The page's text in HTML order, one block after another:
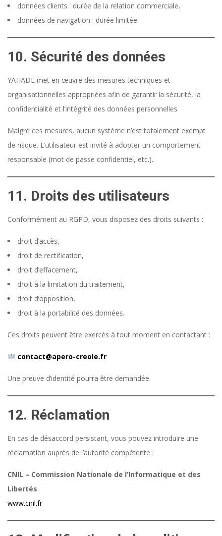
données clients : durée de la relation commerciale,
données de navigation : durée limitée.
10. Sécurité des données
YAHADE met en œuvre des mesures techniques et
organisationnelles appropriées afin de garantir la sécurité, la
confidentialité et l’intégrité des données personnelles.
Malgré ces mesures, aucun système n’est totalement exempt
de risque. L’utilisateur est invité à adopter un comportement
responsable (mot de passe confidentiel, etc.).
11. Droits des utilisateurs
Conformément au RGPD, vous disposez des droits suivants :
droit d’accès,
droit de rectification,
droit d’effacement,
droit à la limitation du traitement,
droit d’opposition,
droit à la portabilité des données.
Ces droits peuvent être exercés à tout moment en contactant :
contact@apero-creole.fr
Une preuve d’identité pourra être demandée.
12. Réclamation
En cas de désaccord persistant, vous pouvez introduire une
réclamation auprès de l’autorité compétente :
CNIL – Commission Nationale de l’Informatique et des
Libertés
www.cnil.fr